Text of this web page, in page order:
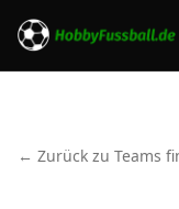
← Zurück zu Teams